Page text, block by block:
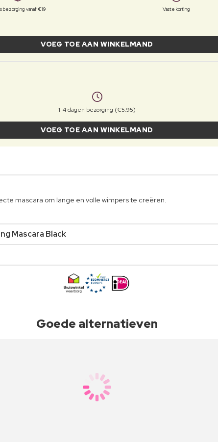
bezorging vanaf €19 Vaste korting
VOEG TOE AAN WINKELMAND
1-4 dagen bezorging (€5.95)
VOEG TOE AAN WINKELMAND
mascara om lange en volle wimpers te creëren.
Mascara Black
Goede alternatieven